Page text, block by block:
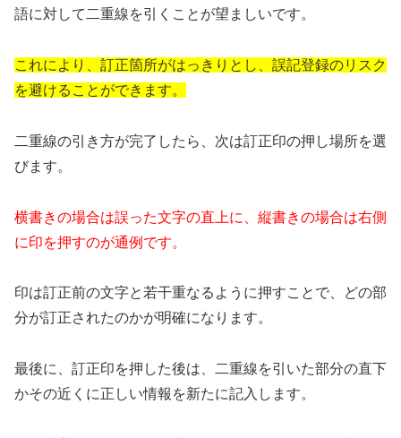
語に対して二重線を引くことが望ましいです。
これにより、訂正箇所がはっきりとし、誤記登録のリスク
を避けることができます。
二重線の引き方が完了したら、次は訂正印の押し場所を選
びます。
横書きの場合は誤った文字の直上に、縦書きの場合は右側
に印を押すのが通例です。
印は訂正前の文字と若干重なるように押すことで、どの部
分が訂正されたのかが明確になります。
最後に、訂正印を押した後は、二重線を引いた部分の直下
かその近くに正しい情報を新たに記入します。